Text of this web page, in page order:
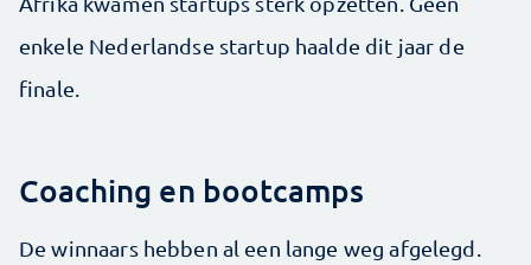
enkele Nederlandse startup haalde dit jaar de
finale.
Coaching en bootcamps
De winnaars hebben al een lange weg afgelegd.